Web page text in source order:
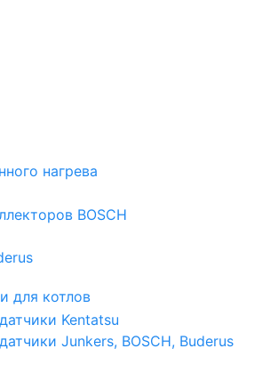
нагрева
BOSCH
для котлов
Kentatsu
Junkers, BOSCH, Buderus